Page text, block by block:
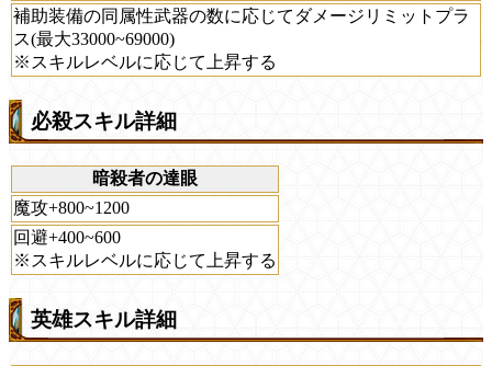
補助装備の同属性武器の数に応じてダメージリミットプラ
ス(最大33000~69000)
※スキルレベルに応じて上昇する
必殺スキル詳細
暗殺者の達眼
魔攻+800~1200
回避+400~600
※スキルレベルに応じて上昇する
英雄スキル詳細